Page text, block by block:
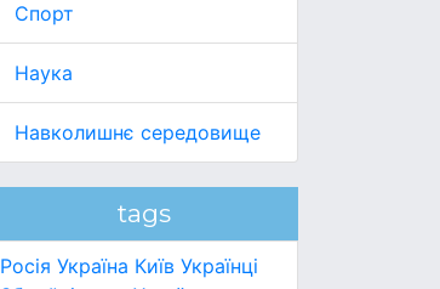
Спорт
Наука
Навколишнє середовище
tags
Росія Україна Київ Українці